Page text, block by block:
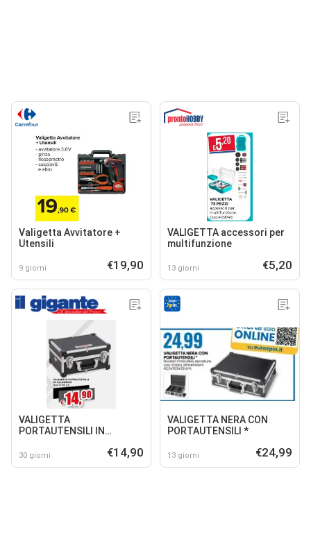
Valigetta Avvitatore +
Utensili
9 giorni €19,90
VALIGETTA accessori per
multifunzione
13 giorni €5,20
VALIGETTA
PORTAUTENSILI IN
30 giorni €14,90
VALIGETTA NERA CON
PORTAUTENSILI *
13 giorni €24,99